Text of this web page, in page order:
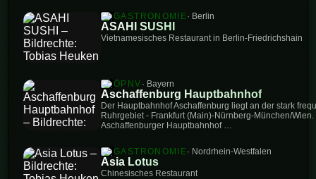
GASTRONOMIE · Berlin
ASAHI SUSHI
Vietnamesisches Restaurant in Berlin-Friedrichshain
ÖPNV · Bayern
Aschaffenburg Hauptbahnhof
Der Hauptbahnhof Aschaffenburg liegt an der stark
Ruhrgebiet - Frankfurt (Main)-Nürnberg-München/
Aschaffenburger Hauptbahnhof …
GASTRONOMIE · Nordrhein-Westfalen
Asia Lotus
Chinesisches Restaurant